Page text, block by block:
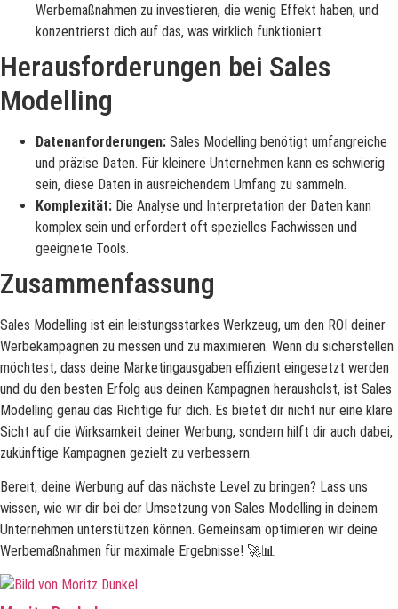
Werbemaßnahmen zu investieren, die wenig Effekt haben, und
konzentrierst dich auf das, was wirklich funktioniert.
Herausforderungen bei Sales
Modelling
Datenanforderungen: Sales Modelling benötigt umfangreiche
und präzise Daten. Für kleinere Unternehmen kann es schwierig
sein, diese Daten in ausreichendem Umfang zu sammeln.
Komplexität: Die Analyse und Interpretation der Daten kann
komplex sein und erfordert oft spezielles Fachwissen und
geeignete Tools.
Zusammenfassung
Sales Modelling ist ein leistungsstarkes Werkzeug, um den ROI deiner
Werbekampagnen zu messen und zu maximieren. Wenn du sicherstellen
möchtest, dass deine Marketingausgaben effizient eingesetzt werden
und du den besten Erfolg aus deinen Kampagnen herausholst, ist Sales
Modelling genau das Richtige für dich. Es bietet dir nicht nur eine klare
Sicht auf die Wirksamkeit deiner Werbung, sondern hilft dir auch dabei,
zukünftige Kampagnen gezielt zu verbessern.
Bereit, deine Werbung auf das nächste Level zu bringen? Lass uns
wissen, wie wir dir bei der Umsetzung von Sales Modelling in deinem
Unternehmen unterstützen können. Gemeinsam optimieren wir deine
Werbemaßnahmen für maximale Ergebnisse! 🚀📊